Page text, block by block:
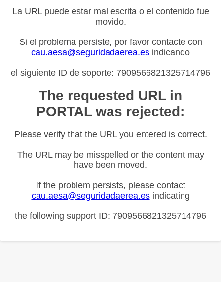
La URL puede estar mal escrita o el contenido fue
movido.
Si el problema persiste, por favor contacte con
cau.aesa@seguridadaerea.es indicando
el siguiente ID de soporte: 7909566821325714796
The requested URL in
PORTAL was rejected:
Please verify that the URL you entered is correct.
The URL may be misspelled or the content may
have been moved.
If the problem persists, please contact
cau.aesa@seguridadaerea.esindicating
the following support ID: 7909566821325714796